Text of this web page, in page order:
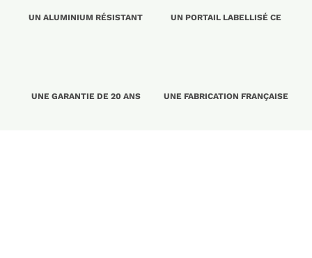
UN ALUMINIUM RÉSISTANT UN PORTAIL LABELLISÉ CE
UNE GARANTIE DE 20 ANS UNE FABRICATION FRANÇAISE